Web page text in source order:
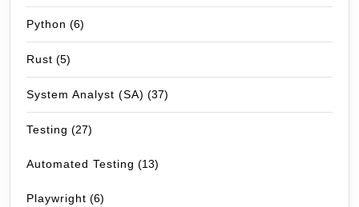
Python (6)
Rust (5)
System Analyst (SA) (37)
Testing (27)
Automated Testing (13)
Playwright (6)